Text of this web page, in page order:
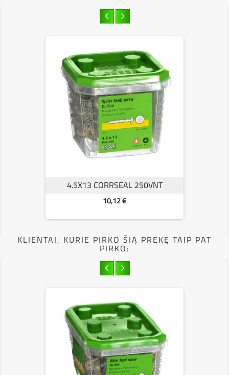
4.5X13 CORRSEAL 250VNT
Kaina
10,12 €
KLIENTAI, KURIE PIRKO ŠIĄ PREKĘ TAIP PAT
PIRKO: